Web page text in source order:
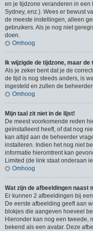
en je tijdzone veranderen in een
Sydney, enz.). Wees er bewust
de meeste instellingen, alleen
gebruikers. Als je nog niet
doen.
Omhoog
Ik wijzigde de tijdzone, maar
Als je zeker bent dat je de
de tijd is nog steeds anders, is
ingesteld en zullen de
Omhoog
Mijn taal zit niet in de lijst!
De meest voorkomende reden
geïnstalleerd heeft, of dat nog
kan altijd aan de beheerder
installeren. Indien het nog niet
informatie hieromtrent kan
Limited (de link staat onderaan
Omhoog
Wat zijn de afbeeldingen naast
Er kunnen 2 afbeeldingen bij
De eerste afbeelding geeft aan
blokjes die aangeven hoeveel
Hieronder kan nog een tweede,
bekend als een avatar. Deze